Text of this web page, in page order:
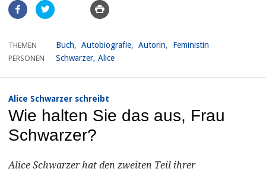
Artikel
teilen
THEMEN Buch Autobiografie Autorin Feministin
PERSONEN Schwarzer, Alice
Alice Schwarzer schreibt
Wie halten Sie das aus, Frau
Schwarzer?
Alice Schwarzer hat den zweiten Teil ihrer